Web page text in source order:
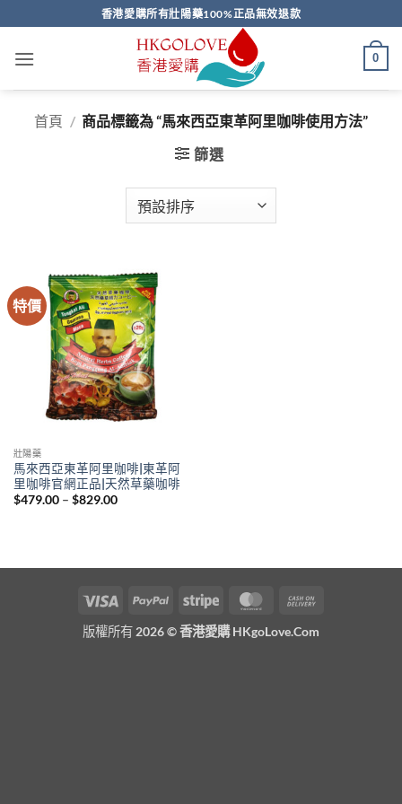
to
content
香港愛購所有壯陽藥100%正品無效退款
0
首頁 / 商品標籤為 “馬來西亞東革阿里咖啡使用方法”
篩選
特價
壯陽藥
馬來西亞東革阿里咖啡|東革阿
里咖啡官網正品|天然草藥咖啡
$479.00 – $829.00Price
Visa PayPal Stripe MasterCard
版權所有 2026 ©香港愛購 HKgoLove.Com